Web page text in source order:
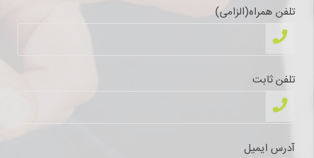
تلفن همراه(الزامی)
تلفن ثابت
آدرس ایمیل